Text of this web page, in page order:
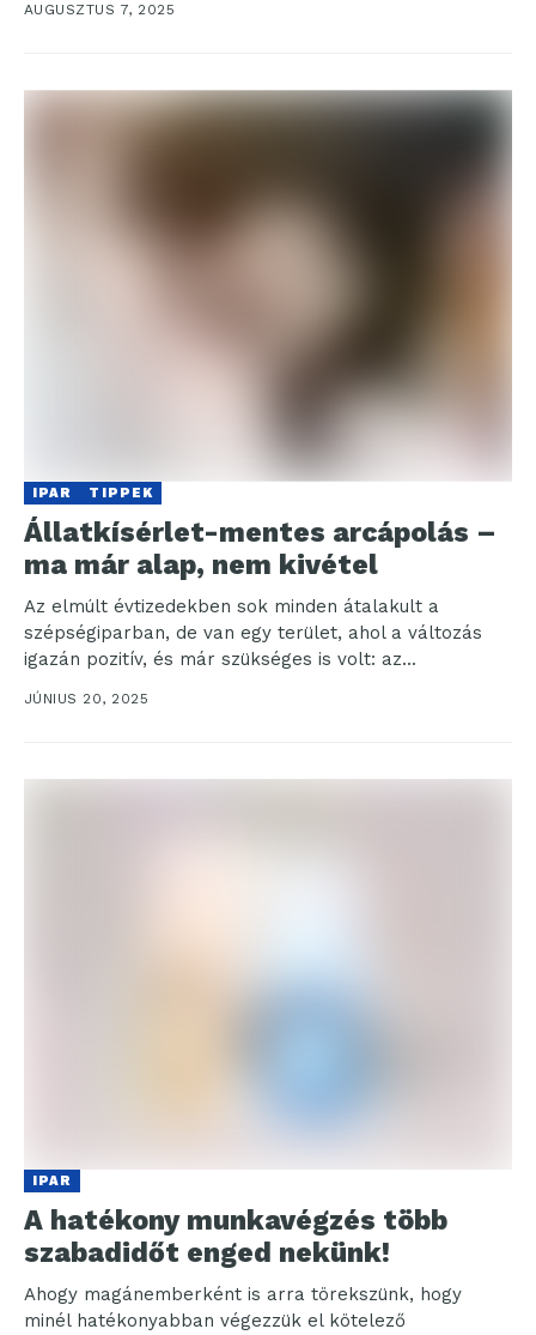
AUGUSZTUS 7, 2025
IPAR TIPPEK
Állatkísérlet-mentes arcápolás –
ma már alap, nem kivétel
Az elmúlt évtizedekben sok minden átalakult a
szépségiparban, de van egy terület, ahol a változás
igazán pozitív, és már szükséges is volt: az...
JÚNIUS 20, 2025
IPAR
A hatékony munkavégzés több
szabadidőt enged nekünk!
Ahogy magánemberként is arra törekszünk, hogy
minél hatékonyabban végezzük el kötelező